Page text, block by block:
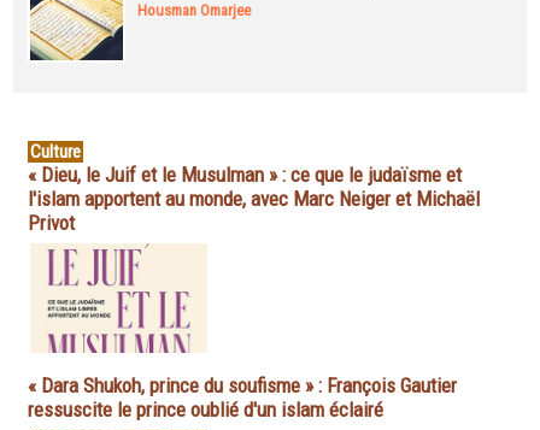
Housman Omarjee
Culture
« Dieu, le Juif et le Musulman » : ce que le judaïsme et
l'islam apportent au monde, avec Marc Neiger et Michaël
Privot
« Dara Shukoh, prince du soufisme » : François Gautier
ressuscite le prince oublié d'un islam éclairé